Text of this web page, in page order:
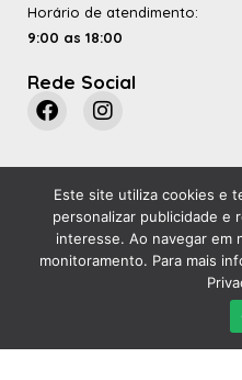
Horário de atendimento:
9:00 as 18:00
Rede Social
Uma
Este site utiliza cookies e
personalizar publicidade e
interesse. Ao navegar em
monitoramento. Para mais